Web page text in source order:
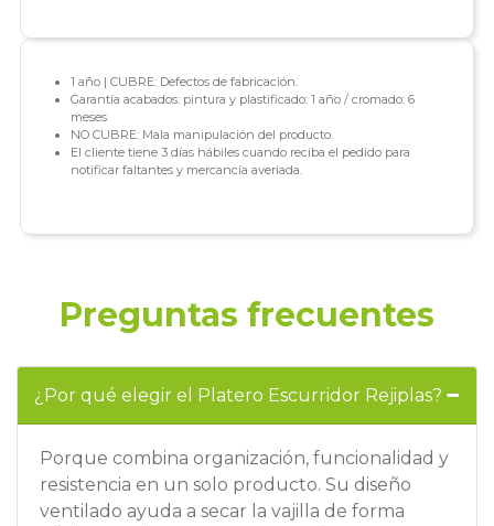
1 año | CUBRE: Defectos de fabricación.
Garantía acabados: pintura y plastificado: 1 año / cromado: 6
meses
NO CUBRE: Mala manipulación del producto.
El cliente tiene 3 días hábiles cuando reciba el pedido para
notificar faltantes y mercancía averiada.
Preguntas frecuentes
¿Por qué elegir el Platero Escurridor Rejiplas?
Porque combina organización, funcionalidad y
resistencia en un solo producto. Su diseño
ventilado ayuda a secar la vajilla de forma